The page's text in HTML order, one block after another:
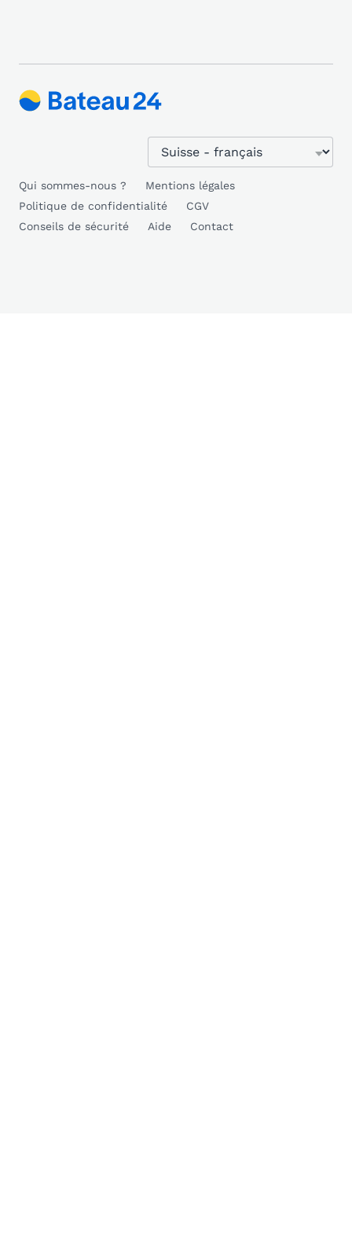
Qui sommes-nous ?
Mentions légales
Politique de confidentialité
CGV
Conseils de sécurité
Aide Contact